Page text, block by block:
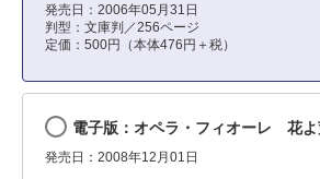
発売日：2006年05月31日
判型：文庫判／256ページ
定価：500円（本体476円＋税）
電子版：オペラ・フィオーレ 花よ
発売日：2008年12月01日